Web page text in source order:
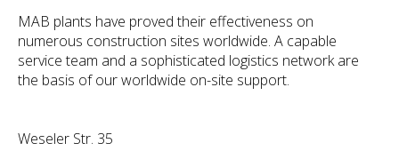
MAB plants have proved their effectiveness on
numerous construction sites worldwide. A capable
service team and a sophisticated logistics network are
the basis of our worldwide on-site support.
Weseler Str. 35